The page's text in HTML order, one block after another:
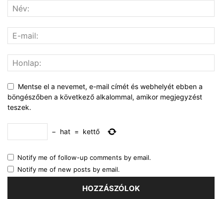
Mentse el a nevemet, e-mail címét és webhelyét ebben a
böngészőben a következő alkalommal, amikor megjegyzést
teszek.
− hat = kettő
Notify me of follow-up comments by email.
Notify me of new posts by email.